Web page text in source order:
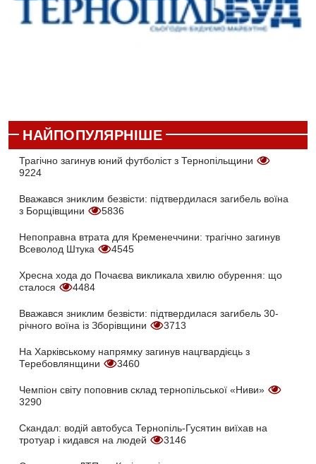
НАЙПОПУЛЯРНІШЕ
Трагічно загинув юний футболіст з Тернопільщини
9224
Вважався зниклим безвісти: підтвердилася загибель воїна
з Борщівщини
5836
Непоправна втрата для Кременеччини: трагічно загинув
Всеволод Штука
4545
Хресна хода до Почаєва викликала хвилю обурення: що
сталося
4484
Вважався зниклим безвісти: підтвердилася загибель 30-
річного воїна із Зборівщини
3713
На Харківському напрямку загинув нацгвардієць з
Теребовлянщини
3460
Чемпіон світу поповнив склад тернопільської «Ниви»
3290
Скандал: водій автобуса Тернопіль-Гусятин виїхав на
тротуар і кидався на людей
3146